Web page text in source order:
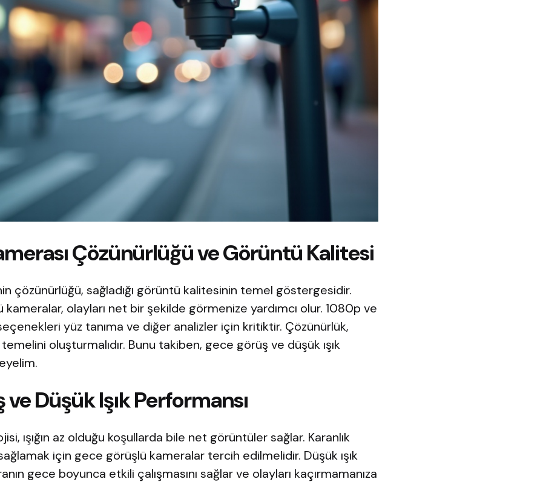
Çözünürlüğü ve Görüntü Kalitesi
çözünürlüğü, sağladığı görüntü kalitesinin temel göstergesidir.
kameralar, olayları net bir şekilde görmenize yardımcı olur. 1080p ve
yüz tanıma ve diğer analizler için kritiktir. Çözünürlük,
oluşturmalıdır. Bunu takiben, gece görüş ve düşük ışık
Düşük Işık Performansı
ışığın az olduğu koşullarda bile net görüntüler sağlar. Karanlık
için gece görüşlü kameralar tercih edilmelidir. Düşük ışık
gece boyunca etkili çalışmasını sağlar ve olayları kaçırmamanıza